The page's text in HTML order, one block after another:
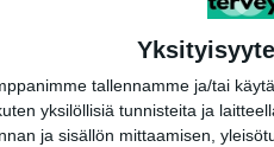
tallennamme ja/tai
yksilöllisiä tunnisteita ja
ja sisällön mittaamisen,